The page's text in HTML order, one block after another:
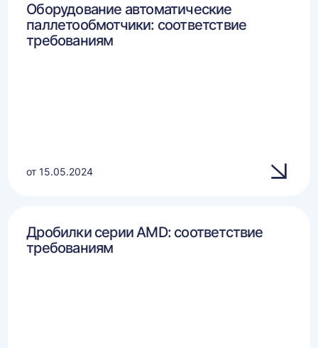
Оборудование автоматические
паллетообмотчики: соответствие
требованиям
от 15.05.2024
Дробилки серии AMD: соответствие
требованиям